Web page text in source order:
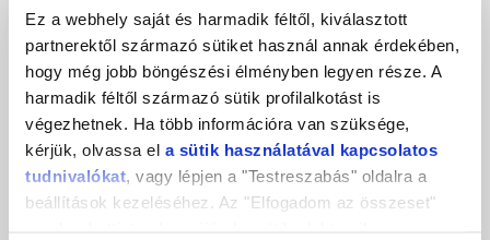
Ez a webhely saját és harmadik féltől, kiválasztott
partnerektől származó sütiket használ annak érdekében,
hogy még jobb böngészési élményben legyen része. A
harmadik féltől származó sütik profilalkotást is
végezhetnek. Ha több információra van szüksége,
kérjük, olvassa el a sütik használatával kapcsolatos
tudnivalókat , vagy lépjen a "Testreszabás" oldalra a
beállítások kezeléséhez. Az "Elfogadom az összeset"